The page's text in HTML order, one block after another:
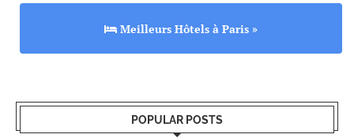
Meilleurs Hôtels à Paris »
POPULAR POSTS